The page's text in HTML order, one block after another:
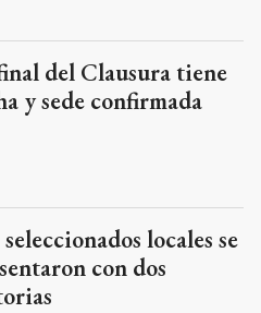
del Clausura tiene
y sede confirmada
locales se
con dos